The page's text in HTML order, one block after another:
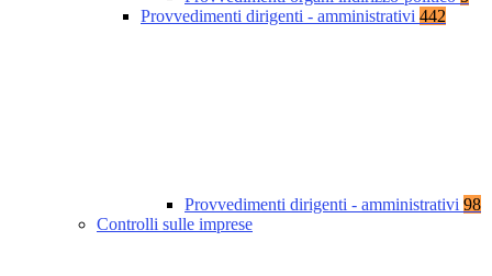
Provvedimenti dirigenti - amministrativi 442
Provvedimenti dirigenti - amministrativi 98
Controlli sulle imprese